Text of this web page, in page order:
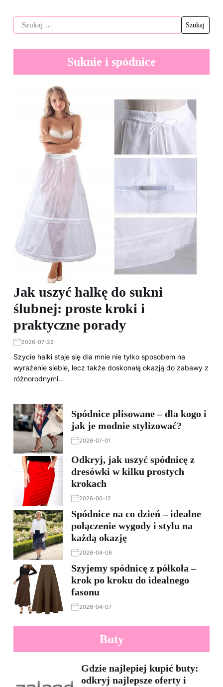
Suknie i spódnice
Jak uszyć halkę do sukni
ślubnej: proste kroki i
praktyczne porady
2026-07-22
Szycie halki staje się dla mnie nie tylko sposobem na
wyrażenie siebie, lecz także doskonałą okazją do zabawy z
różnorodnymi…
Spódnice plisowane – dla kogo i
jak je modnie stylizować?
2026-07-01
Odkryj, jak uszyć spódnicę z
dresówki w kilku prostych
krokach
2026-06-12
Spódnice na co dzień – idealne
połączenie wygody i stylu na
każdą okazję
2026-04-08
Szyjemy spódnicę z półkoła –
krok po kroku do idealnego
fasonu
2026-04-07
Buty
Gdzie najlepiej kupić buty:
odkryj najlepsze oferty i